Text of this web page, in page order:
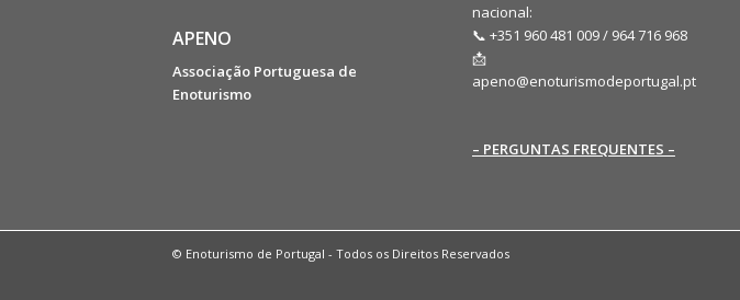
APENO
Associação Portuguesa de
Enoturismo
nacional:
📞 +351 960 481 009 / 964 716 968
📩
apeno@enoturismodeportugal.pt
– PERGUNTAS FREQUENTES –
© Enoturismo de Portugal - Todos os Direitos Reservados